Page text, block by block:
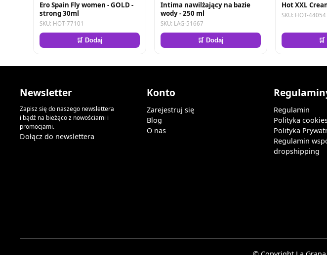
Ero Spain Fly women - GOLD -
strong 30ml
SKU: HOT-77101
🛒 Dodaj
Intima nawilżający na bazie
wody - 250 ml
SKU: LAG-51667
🛒 Dodaj
Hot XXL
SKU: HOT-44054
Newsletter
Zapisz się do naszego newslettera
i bądź na bieżąco z nowościami i
promocjami.
Dołącz do newslettera
Konto
Zarejestruj się
Blog
O nas
Regulamin
Polityka
Polityka
Regulamin
dropshipping